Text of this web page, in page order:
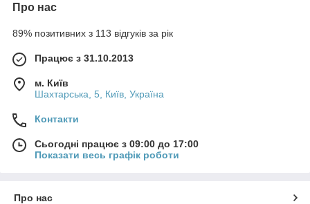
Про нас
89% позитивних з 113 відгуків за рік
Працює з 31.10.2013
м. Київ
Шахтарська, 5, Київ, Україна
Контакти
Сьогодні працює з 09:00 до 17:00
Показати весь графік роботи
Про нас